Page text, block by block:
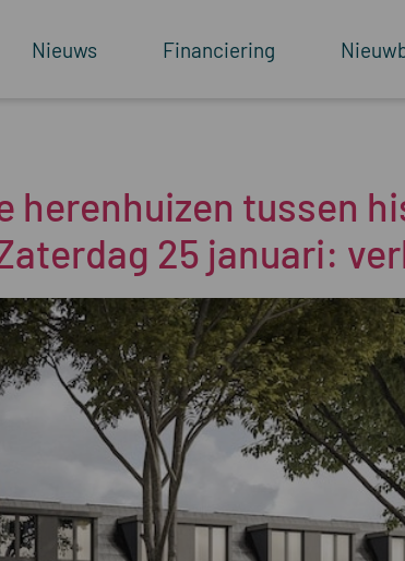
Nieuws Financiering
herenhuizen tussen
25 januari: